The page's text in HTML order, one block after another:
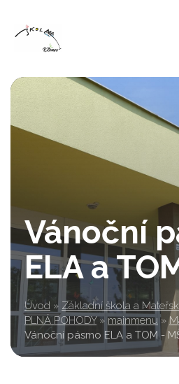
Vánoční
ELA a
Úvod » Základní škola a
PLNÁ POHODY » mainmenu »
Vánoční pásmo ELA a TOM -